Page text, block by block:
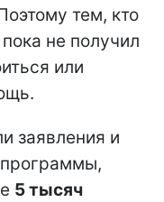
тем, кто
не получил
или
заявления и
5 тысяч